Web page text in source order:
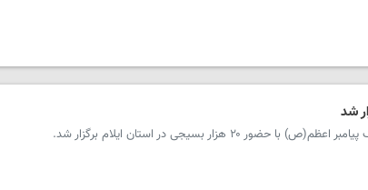
بسیجی در استان ایلام برگزار شد.